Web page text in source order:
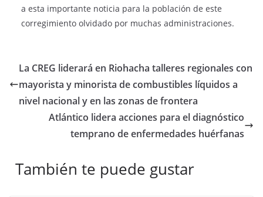
a esta importante noticia para la población de este
corregimiento olvidado por muchas administraciones.
La CREG liderará en Riohacha talleres regionales con
mayorista y minorista de combustibles líquidos a
nivel nacional y en las zonas de frontera
Atlántico lidera acciones para el diagnóstico
temprano de enfermedades huérfanas
También te puede gustar